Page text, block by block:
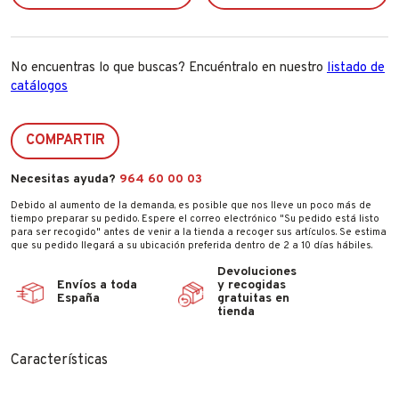
No encuentras lo que buscas? Encuéntralo en nuestro listado de
catálogos
COMPARTIR
Necesitas ayuda? 964 60 00 03
Debido al aumento de la demanda, es posible que nos lleve un poco más de
tiempo preparar su pedido. Espere el correo electrónico "Su pedido está listo
para ser recogido" antes de venir a la tienda a recoger sus artículos. Se estima
que su pedido llegará a su ubicación preferida dentro de 2 a 10 días hábiles.
Envíos a toda
España
Devoluciones
y recogidas
gratuitas en
tienda
Características